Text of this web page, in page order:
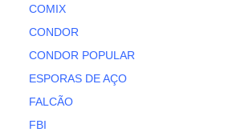
COMIX
CONDOR
CONDOR POPULAR
ESPORAS DE AÇO
FALCÃO
FBI